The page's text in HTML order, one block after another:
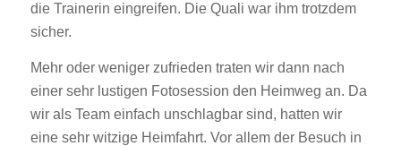
die Trainerin eingreifen. Die Quali war ihm trotzdem
sicher.
Mehr oder weniger zufrieden traten wir dann nach
einer sehr lustigen Fotosession den Heimweg an. Da
wir als Team einfach unschlagbar sind, hatten wir
eine sehr witzige Heimfahrt. Vor allem der Besuch in